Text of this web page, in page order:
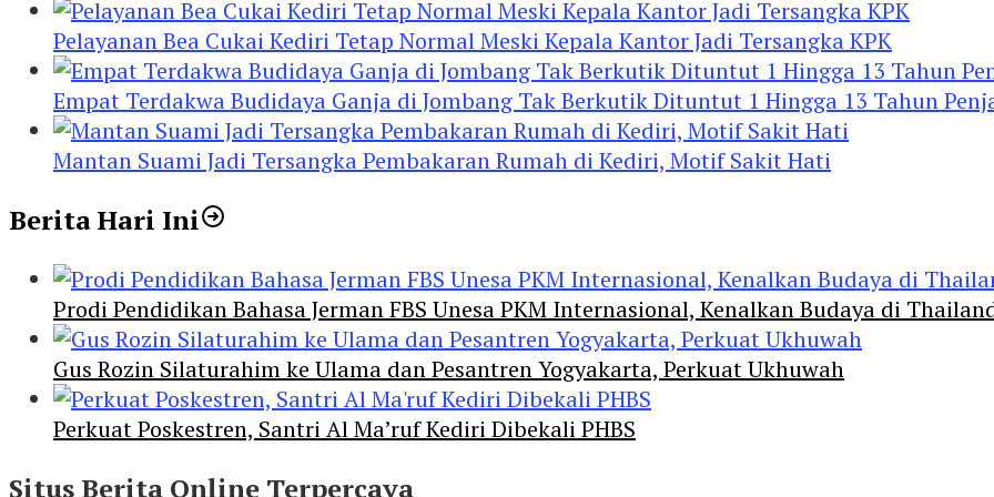
Pelayanan Bea Cukai Kediri Tetap Normal Meski Kepala Kantor Jadi Tersangka KPK
Empat Terdakwa Budidaya Ganja di Jombang Tak Berkutik Dituntut 1 Hingga 13 Tahun
Mantan Suami Jadi Tersangka Pembakaran Rumah di Kediri, Motif Sakit Hati
Berita Hari Ini
Prodi Pendidikan Bahasa Jerman FBS Unesa PKM Internasional, Kenalkan Budaya di
Gus Rozin Silaturahim ke Ulama dan Pesantren Yogyakarta, Perkuat Ukhuwah
Perkuat Poskestren, Santri Al Ma’ruf Kediri Dibekali PHBS
Situs Berita Online Terpercaya